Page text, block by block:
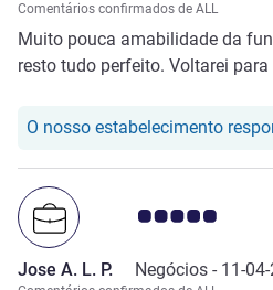
Comentários confirmados de ALL
Muito pouca amabilidade da
resto tudo perfeito. Voltarei para
O nosso estabelecimento
Nota clientes Avis
Jose A. L. P. Negócios - 11-